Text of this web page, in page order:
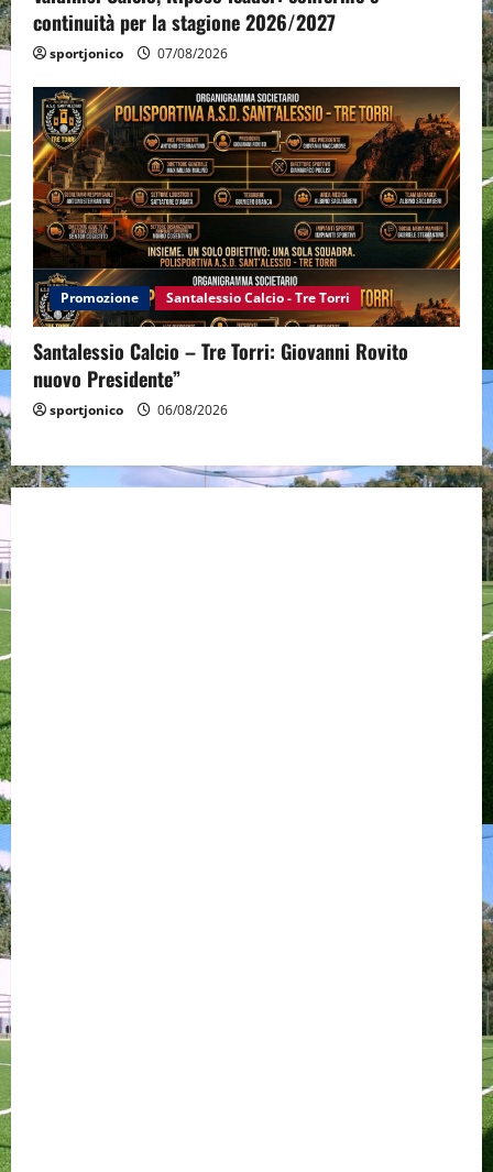
continuità per la stagione 2026/2027
sportjonico 07/08/2026
Promozione Santalessio Calcio - Tre Torri
Santalessio Calcio – Tre Torri: Giovanni Rovito
nuovo Presidente”
sportjonico 06/08/2026